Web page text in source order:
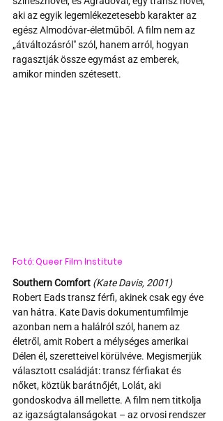
aki az egyik legemlékezetesebb karakter az
egész Almodóvar-életműből. A film nem az
„átváltozásról" szól, hanem arról, hogyan
ragasztják össze egymást az emberek,
amikor minden szétesett.
Fotó: Queer Film Institute
Southern Comfort (Kate Davis, 2001)
Robert Eads transz férfi, akinek csak egy éve
van hátra. Kate Davis dokumentumfilmje
azonban nem a halálról szól, hanem az
életről, amit Robert a mélységes amerikai
Délen él, szeretteivel körülvéve. Megismerjük
választott családját: transz férfiakat és
nőket, köztük barátnőjét, Lolát, aki
gondoskodva áll mellette. A film nem titkolja
az igazságtalanságokat – az orvosi rendszer